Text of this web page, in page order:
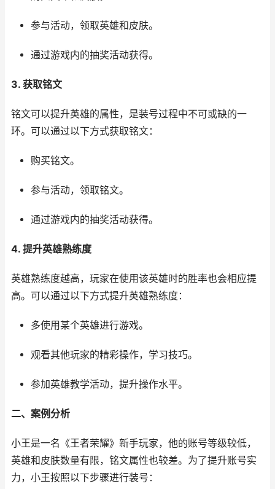
参与活动，领取英雄和皮肤。
通过游戏内的抽奖活动获得。
3. 获取铭文
铭文可以提升英雄的属性，是装号过程中不可或缺的一
环。可以通过以下方式获取铭文：
购买铭文。
参与活动，领取铭文。
通过游戏内的抽奖活动获得。
4. 提升英雄熟练度
英雄熟练度越高，玩家在使用该英雄时的胜率也会相应提
高。可以通过以下方式提升英雄熟练度：
多使用某个英雄进行游戏。
观看其他玩家的精彩操作，学习技巧。
参加英雄教学活动，提升操作水平。
二、案例分析
小王是一名《王者荣耀》新手玩家，他的账号等级较低，
英雄和皮肤数量有限，铭文属性也较差。为了提升账号实
力，小王按照以下步骤进行装号：